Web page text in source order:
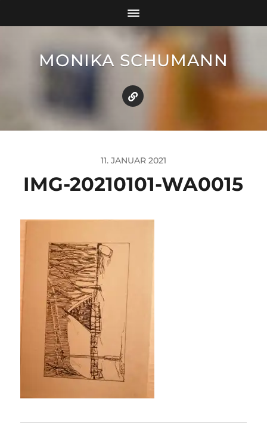
MONIKA SCHUMANN
11. JANUAR 2021
IMG-20210101-WA0015